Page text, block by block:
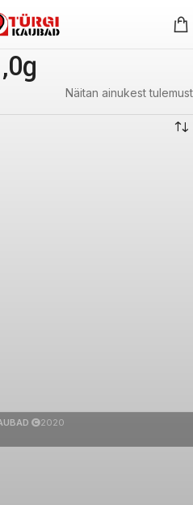
Näitan ainukest tulemust
2020